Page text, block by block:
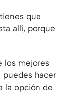
que
allí, porque
los mejores
puedes hacer
la opción de